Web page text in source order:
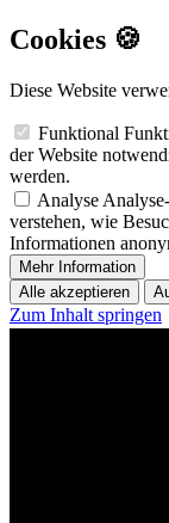
Cookies 🍪
Diese Website
Funktional
der Website
werden.
Analyse
verstehen, wie
Informationen
Mehr Information
Alle akzeptieren
Zum Inhalt springen